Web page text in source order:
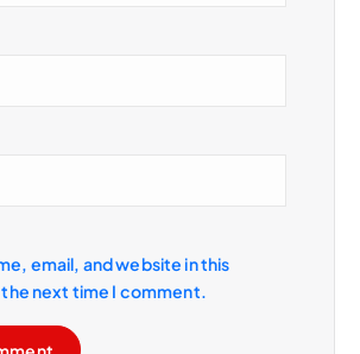
email, and website in this
next time I comment.